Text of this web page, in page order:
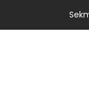
content